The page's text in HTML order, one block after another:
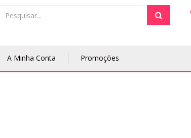
A Minha Conta Promoções